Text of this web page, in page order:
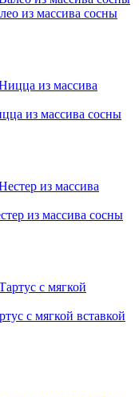
из массива сосны
из массива сосны
из массива сосны
с мягкой вcтавкой